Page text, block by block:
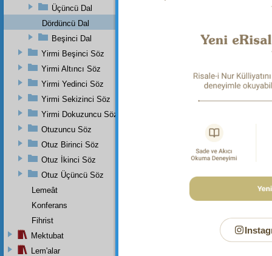
Bu
Üçüncü Dal
Dördüncü Dal
Beşinci Dal
Yirmi Beşinci Söz
Yirmi Altıncı Söz
Yirmi Yedinci Söz
Yirmi Sekizinci Söz
Yirmi Dokuzuncu Söz
Otuzuncu Söz
Otuz Birinci Söz
Otuz İkinci Söz
Otuz Üçüncü Söz
Lemeât
Konferans
Fihrist
Mektubat
Lem'alar